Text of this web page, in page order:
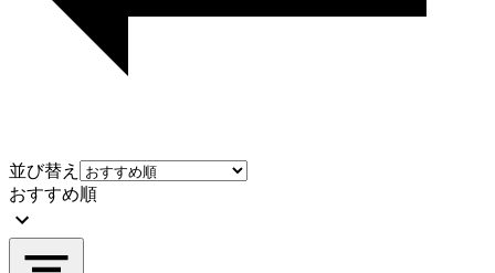
並び替え
おすすめ順